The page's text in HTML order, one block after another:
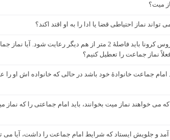
میت؟
نماز احتیاطی قضا یا ادا را به او اقتد اکند؟
مراکز بهداشتی کشور اعلام کردند در حال شیوع ویروس کرونا باید فاصلۀ 2 متر از هم دیگر
جماعت خانوادۀ خود باشد در حالی که خانواده اش او را
می خواهند نماز میت بخوانند، باید امام جماعتی را که نماز
و جلویش ایستاد که شرایط امام جماعت را داشت، آیا می